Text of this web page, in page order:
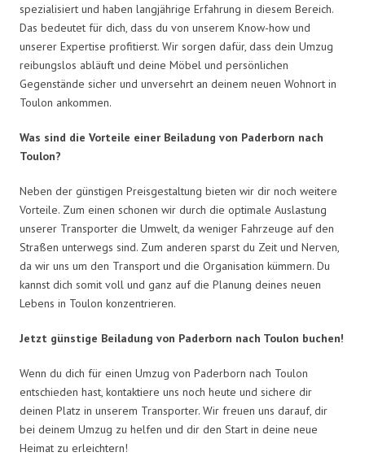
spezialisiert und haben langjährige Erfahrung in diesem Bereich.
Das bedeutet für dich, dass du von unserem Know-how und
unserer Expertise profitierst. Wir sorgen dafür, dass dein Umzug
reibungslos abläuft und deine Möbel und persönlichen
Gegenstände sicher und unversehrt an deinem neuen Wohnort in
Toulon ankommen.
Was sind die Vorteile einer Beiladung von Paderborn nach
Toulon?
Neben der günstigen Preisgestaltung bieten wir dir noch weitere
Vorteile. Zum einen schonen wir durch die optimale Auslastung
unserer Transporter die Umwelt, da weniger Fahrzeuge auf den
Straßen unterwegs sind. Zum anderen sparst du Zeit und Nerven,
da wir uns um den Transport und die Organisation kümmern. Du
kannst dich somit voll und ganz auf die Planung deines neuen
Lebens in Toulon konzentrieren.
Jetzt günstige Beiladung von Paderborn nach Toulon buchen!
Wenn du dich für einen Umzug von Paderborn nach Toulon
entschieden hast, kontaktiere uns noch heute und sichere dir
deinen Platz in unserem Transporter. Wir freuen uns darauf, dir
bei deinem Umzug zu helfen und dir den Start in deine neue
Heimat zu erleichtern!